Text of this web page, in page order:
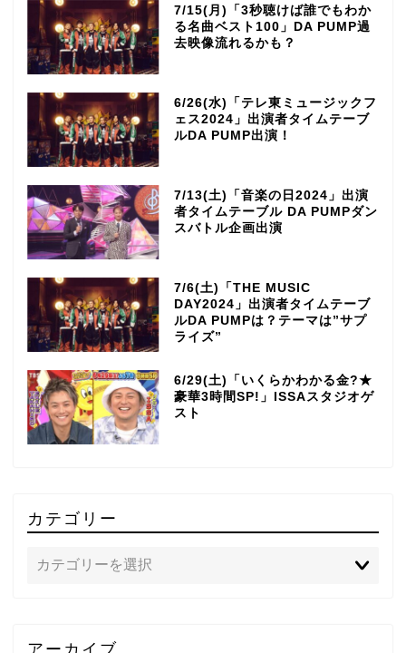
7/15(月)「3秒聴けば誰でもわか
る名曲ベスト100」DA PUMP過
去映像流れるかも？
6/26(水)「テレ東ミュージックフ
ェス2024」出演者タイムテーブ
ルDA PUMP出演！
7/13(土)「音楽の日2024」出演
者タイムテーブル DA PUMPダン
スバトル企画出演
7/6(土)「THE MUSIC
DAY2024」出演者タイムテーブ
ルDA PUMPは？テーマは”サプ
ライズ”
6/29(土)「いくらかわかる金?★
豪華3時間SP!」ISSAスタジオゲ
スト
カテゴリー
アーカイブ